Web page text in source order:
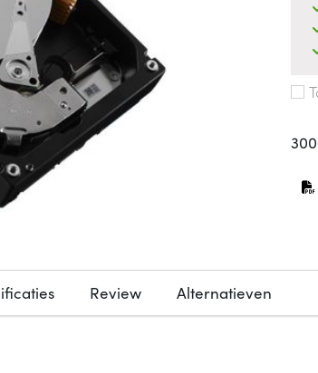
Review Alternatieven